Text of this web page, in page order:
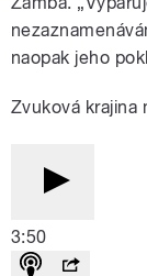
naopak jeho
Zvuková krajina
3:50